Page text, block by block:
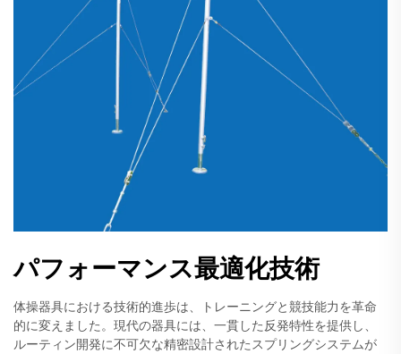
パフォーマンス最適化技術
体操器具における技術的進歩は、トレーニングと競技能力を革命
的に変えました。現代の器具には、一貫した反発特性を提供し、
ルーティン開発に不可欠な精密設計されたスプリングシステムが